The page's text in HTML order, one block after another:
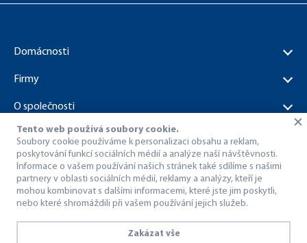
Domácnosti
Firmy
O společnosti
Dokumenty ke stažení
© 1998 – 2026 Dragon Internet a.s..
Všechna práva vyhrazena.
Ochrana osobních údajů
Tento web používá soubory cookie.
Soubory cookie používáme k personalizaci obsahu a reklam,
poskytování funkcí sociálních médií a analýze naší návštěvnosti.
Informace o vašem používání našich stránek také sdílíme s našimi
partnery v oblasti sociálních médií, reklamy a analýzy, kteří je
mohou kombinovat s dalšími informacemi, které jste jim poskytli,
nebo které shromáždili při vašem používání jejich služeb.
Zakázat vše